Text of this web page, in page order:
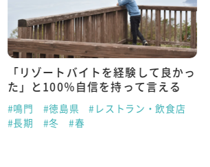
「リゾートバイトを経験して良かっ
た」と100％自信を持って言える
#鳴門 #徳島県
#レストラン・飲食店
#長期
#冬 #春